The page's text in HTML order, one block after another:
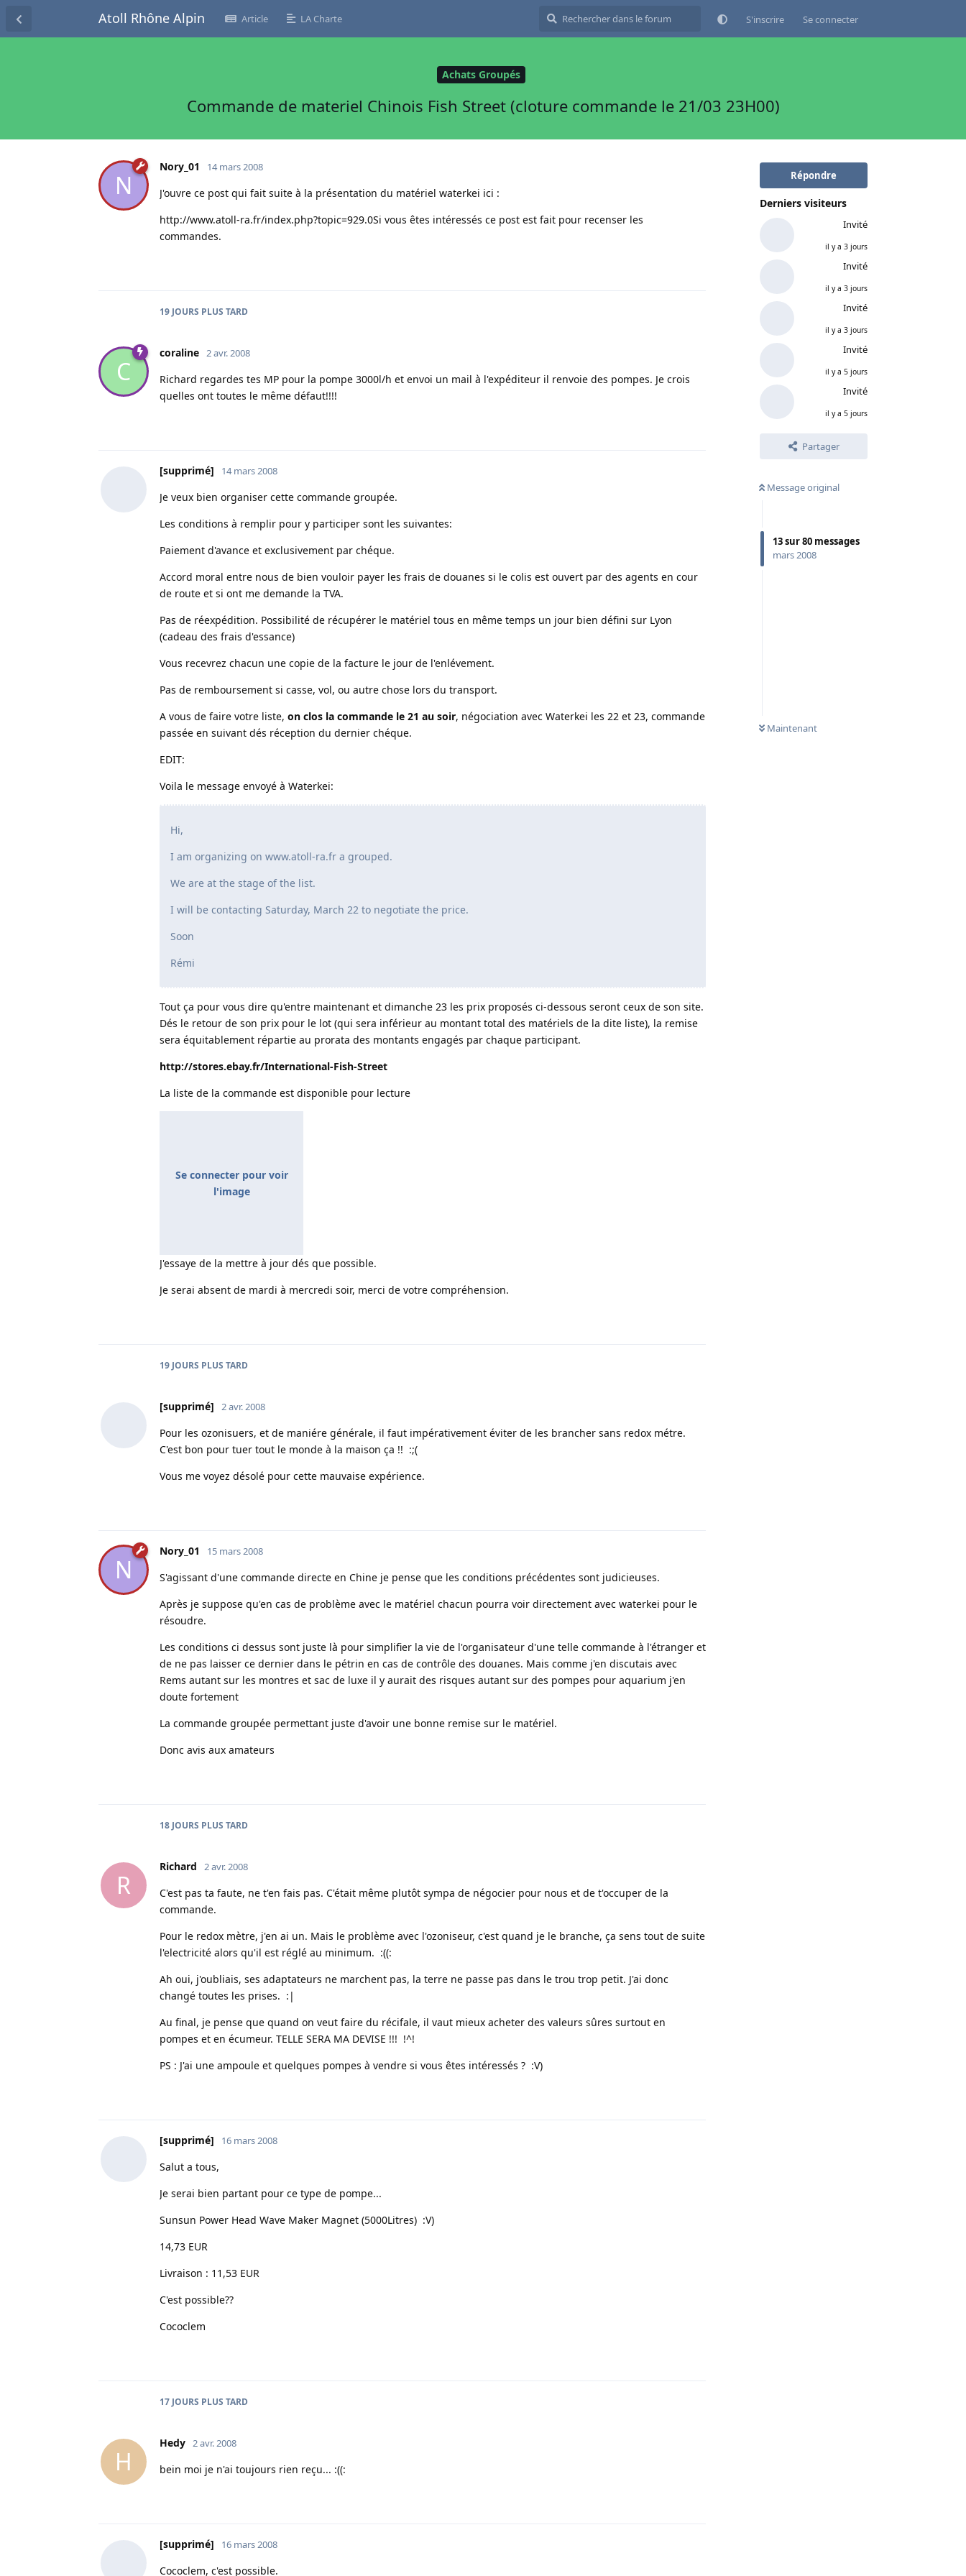
Atoll Rhône Alpin Article LA Charte S'inscrire Se connecter
Achats Groupés
Commande de materiel Chinois Fish Street (cloture commande le 21/03 23H00)
Répondre
Derniers visiteurs
Invité
il y a 3 jours
Invité
il y a 3 jours
Invité
il y a 3 jours
Invité
il y a 5 jours
Invité
il y a 5 jours
Partager
Message original
13sur80 messages
mars 2008
Maintenant
N
Nory_01 14 mars 2008
J'ouvre ce post qui fait suite à la présentation du matériel waterkei ici :
http://www.atoll-ra.fr/index.php?topic=929.0Si vous êtes intéressés ce post est fait pour recenser les
commandes.
19 JOURS PLUS TARD
C
coraline 2 avr. 2008
Richard regardes tes MP pour la pompe 3000l/h et envoi un mail à l'expéditeur il renvoie des pompes. Je crois
quelles ont toutes le même défaut!!!!
[supprimé] 14 mars 2008
Je veux bien organiser cette commande groupée.
Les conditions à remplir pour y participer sont les suivantes:
Paiement d'avance et exclusivement par chéque.
Accord moral entre nous de bien vouloir payer les frais de douanes si le colis est ouvert par des agents en cour
de route et si ont me demande la TVA.
Pas de réexpédition. Possibilité de récupérer le matériel tous en même temps un jour bien défini sur Lyon
(cadeau des frais d'essance)
Vous recevrez chacun une copie de la facture le jour de l'enlévement.
Pas de remboursement si casse, vol, ou autre chose lors du transport.
A vous de faire votre liste, on clos la commande le 21 au soir, négociation avec Waterkei les 22 et 23, commande
passée en suivant dés réception du dernier chéque.
EDIT:
Voila le message envoyé à Waterkei:
Hi,
I am organizing on www.atoll-ra.fr a grouped.
We are at the stage of the list.
I will be contacting Saturday, March 22 to negotiate the price.
Soon
Rémi
Tout ça pour vous dire qu'entre maintenant et dimanche 23 les prix proposés ci-dessous seront ceux de son site.
Dés le retour de son prix pour le lot (qui sera inférieur au montant total des matériels de la dite liste), la remise
sera équitablement répartie au prorata des montants engagés par chaque participant.
http://stores.ebay.fr/International-Fish-Street
La liste de la commande est disponible pour lecture
Se connecter pour voir
l'image
J'essaye de la mettre à jour dés que possible.
Je serai absent de mardi à mercredi soir, merci de votre compréhension.
19 JOURS PLUS TARD
[supprimé] 2 avr. 2008
Pour les ozonisuers, et de maniére générale, il faut impérativement éviter de les brancher sans redox métre.
C'est bon pour tuer tout le monde à la maison ça !! :;(
Vous me voyez désolé pour cette mauvaise expérience.
N
Nory_01 15 mars 2008
S'agissant d'une commande directe en Chine je pense que les conditions précédentes sont judicieuses.
Après je suppose qu'en cas de problème avec le matériel chacun pourra voir directement avec waterkei pour le
résoudre.
Les conditions ci dessus sont juste là pour simplifier la vie de l'organisateur d'une telle commande à l'étranger et
de ne pas laisser ce dernier dans le pétrin en cas de contrôle des douanes. Mais comme j'en discutais avec
Rems autant sur les montres et sac de luxe il y aurait des risques autant sur des pompes pour aquarium j'en
doute fortement
La commande groupée permettant juste d'avoir une bonne remise sur le matériel.
Donc avis aux amateurs
18 JOURS PLUS TARD
R
Richard 2 avr. 2008
C'est pas ta faute, ne t'en fais pas. C'était même plutôt sympa de négocier pour nous et de t'occuper de la
commande.
Pour le redox mètre, j'en ai un. Mais le problème avec l'ozoniseur, c'est quand je le branche, ça sens tout de suite
l'electricité alors qu'il est réglé au minimum. :((:
Ah oui, j'oubliais, ses adaptateurs ne marchent pas, la terre ne passe pas dans le trou trop petit. J'ai donc
changé toutes les prises. :|
Au final, je pense que quand on veut faire du récifale, il vaut mieux acheter des valeurs sûres surtout en
pompes et en écumeur. TELLE SERA MA DEVISE !!! !^!
PS : J'ai une ampoule et quelques pompes à vendre si vous êtes intéressés ? :V)
[supprimé] 16 mars 2008
Salut a tous,
Je serai bien partant pour ce type de pompe...
Sunsun Power Head Wave Maker Magnet (5000Litres) :V)
14,73 EUR
Livraison : 11,53 EUR
C'est possible??
Cococlem
17 JOURS PLUS TARD
H
Hedy 2 avr. 2008
bein moi je n'ai toujours rien reçu... :((:
[supprimé] 16 mars 2008
Cococlem, c'est possible.